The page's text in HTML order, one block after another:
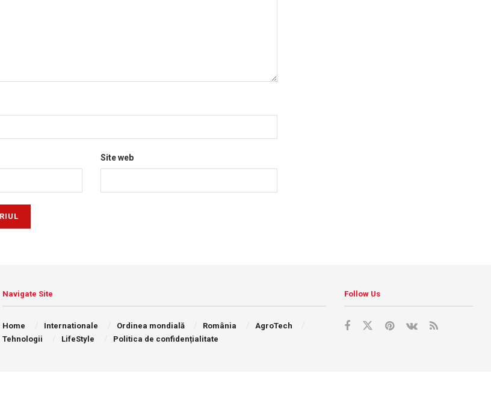
Site web
Navigate Site
Home Internationale Ordinea mondială România
AgroTech
Tehnologii
LifeStyle Politica de confidențialitate
Follow Us